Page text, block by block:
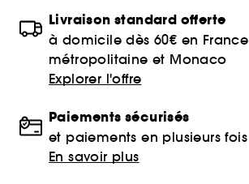
Livraison standard offerte
à domicile dès 60€ en France
métropolitaine et Monaco
Explorer l'offre
Paiements sécurisés
et paiements en plusieurs fois
En savoir plus